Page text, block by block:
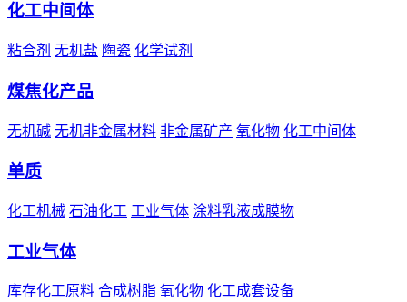
化工中间体
粘合剂 无机盐 陶瓷 化学试剂
煤焦化产品
无机碱 无机非金属材料 非金属矿产 氧化物 化工中间体
单质
化工机械 石油化工 工业气体 涂料乳液成膜物
工业气体
库存化工原料 合成树脂 氧化物 化工成套设备